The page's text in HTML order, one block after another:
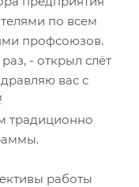
по всем
профсоюзов.
- открыл слёт
вас с
традиционно
работы